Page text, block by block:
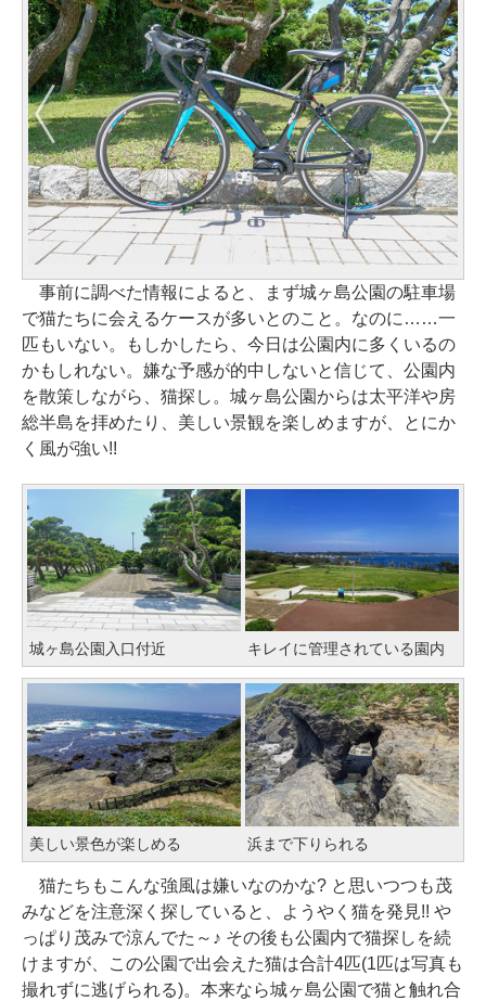
事前に調べた情報によると、まず城ヶ島公園の駐車場
で猫たちに会えるケースが多いとのこと。なのに……一
匹もいない。もしかしたら、今日は公園内に多くいるの
かもしれない。嫌な予感が的中しないと信じて、公園内
を散策しながら、猫探し。城ヶ島公園からは太平洋や房
総半島を拝めたり、美しい景観を楽しめますが、とにか
く風が強い!!
城ヶ島公園入口付近 キレイに管理されている園内
美しい景色が楽しめる 浜まで下りられる
猫たちもこんな強風は嫌いなのかな? と思いつつも茂
みなどを注意深く探していると、ようやく猫を発見!! や
っぱり茂みで涼んでた～♪ その後も公園内で猫探しを続
けますが、この公園で出会えた猫は合計4匹(1匹は写真も
撮れずに逃げられる)。本来なら城ヶ島公園で猫と触れ合